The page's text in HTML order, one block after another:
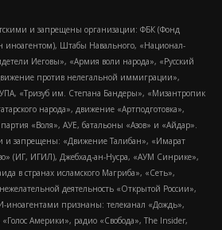
и запрещены организации: ФБК (Фонд
иноагентом), Штабы Навального, «Национал-
Иеговы», «Армия воли народа», «Русский
против нелегальной иммиграции»,
«Тризуб им. Степана Бандеры», «Мизантропик
народа», движение «Артподготовка»,
«Воля», АУЕ, батальоны «Азов» и «Айдар».
и запрещены: «Движение Талибан», «Имарат
(ИГ, ИГИЛ), Джебхад-ан-Нусра, «АУМ Синрике»,
в странах исламского Магриба», «Сеть»,
деятельность «Открытой России»,
иноагентами признаны: телеканал «Дождь»,
Америки», радио «Свобода», The Insider,